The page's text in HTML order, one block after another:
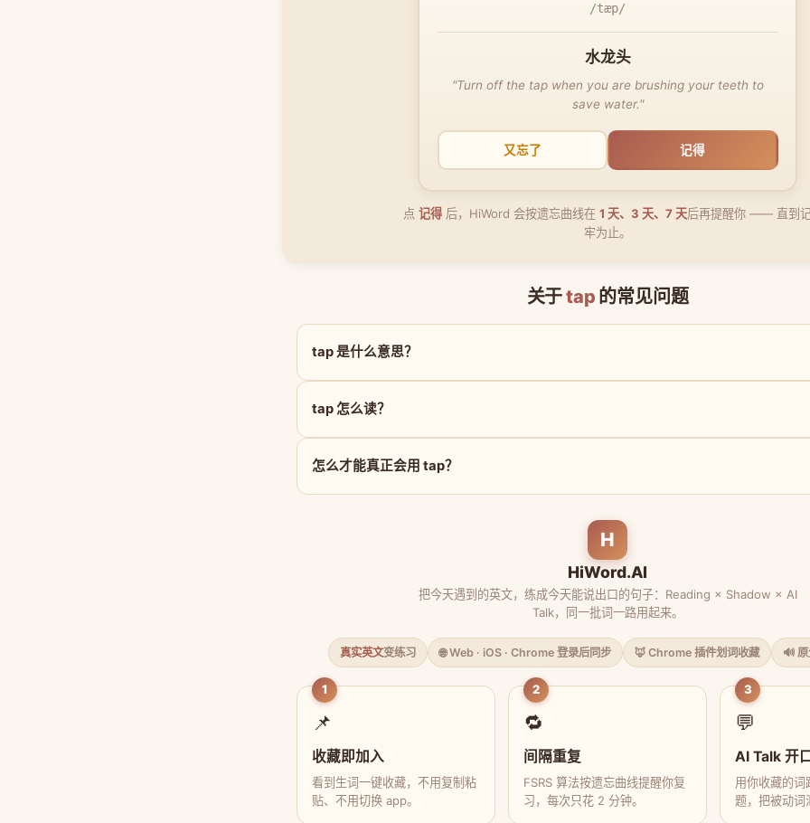
/tæp/
水龙头
"Turn off the tap when you are brushing your teeth to
save water."
又忘了 记得
点 记得 后，HiWord 会按遗忘曲线在 1 天、3 天、7 天后再提醒你 —— 直到
牢为止。
关于tap 的常见问题
tap 是什么意思？
tap 怎么读？
怎么才能真正会用 tap？
H
HiWord.AI
把今天遇到的英文，练成今天能说出口的句子：Reading × Shadow × AI
Talk，同一批词一路用起来。
真实英文变练习 🌐 Web · iOS · Chrome 登录后同步 🦊 Chrome 插件划词收藏 🔊
1
📌
收藏即加入
看到生词一键收藏，不用复制粘
贴、不用切换 app。
2
🔁
间隔重复
FSRS 算法按遗忘曲线提醒你复
习，每次只花 2 分钟。
3
💬
AI Talk 开
用你收藏的词
题，把被动词